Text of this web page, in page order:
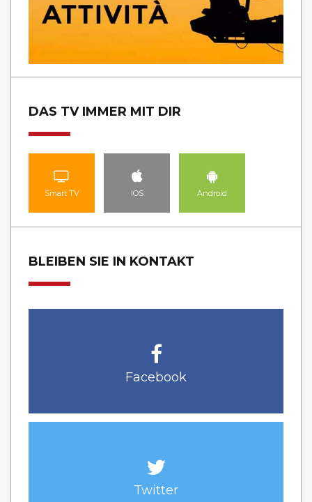
DAS TV IMMER MIT DIR
Smart TV IOS Android
BLEIBEN SIE IN KONTAKT
Facebook
Twitter